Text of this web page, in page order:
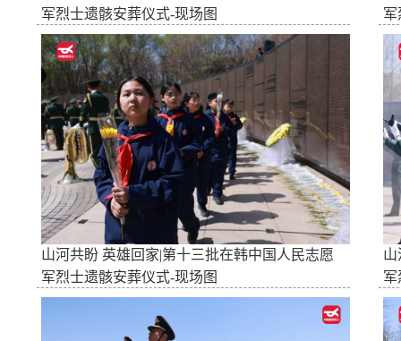
军烈士遗骸安葬仪式-现场图
军
山河共盼 英雄回家|第十三批在韩中国人民志愿
军烈士遗骸安葬仪式-现场图
山
军